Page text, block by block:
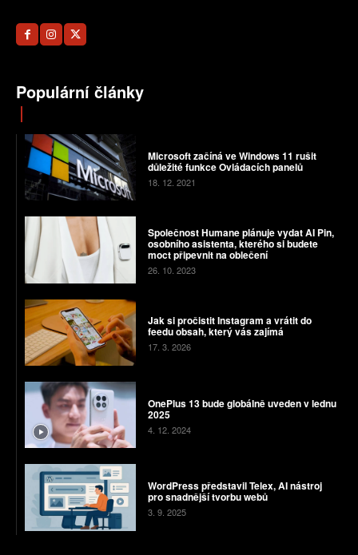
Populární články
Microsoft začíná ve Windows 11 rušit
důležité funkce Ovládacích panelů
18. 12. 2021
Společnost Humane plánuje vydat AI Pin,
osobního asistenta, kterého si budete
moct připevnit na oblečení
26. 10. 2023
Jak si pročistit Instagram a vrátit do
feedu obsah, který vás zajímá
17. 3. 2026
OnePlus 13 bude globálně uveden v lednu
2025
4. 12. 2024
WordPress představil Telex, AI nástroj
pro snadnější tvorbu webů
3. 9. 2025